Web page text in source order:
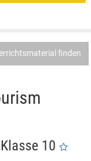
finden
10